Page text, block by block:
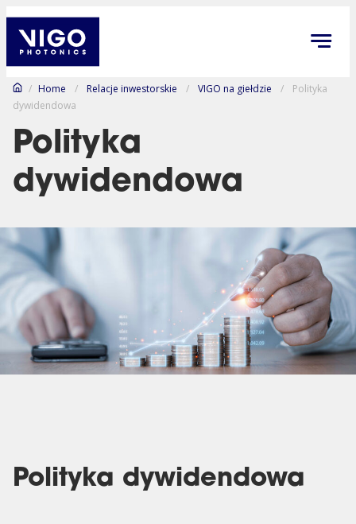
/ Home / Relacje inwestorskie / VIGO na giełdzie /
Polityka
dywidendowa
Polityka
dywidendowa
Polityka dywidendowa